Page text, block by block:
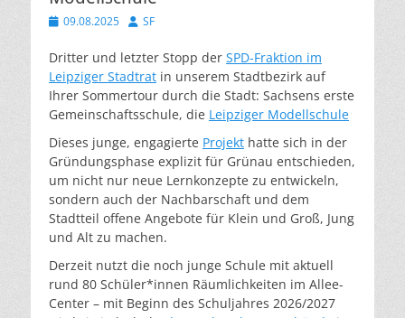
Veröffentlicht
09.08.2025 Autor
SF
Dritter und letzter Stopp der SPD-Fraktion im
Leipziger Stadtrat in unserem Stadtbezirk auf
Ihrer Sommertour durch die Stadt: Sachsens erste
Gemeinschaftsschule, die Leipziger Modellschule
Dieses junge, engagierte Projekt hatte sich in der
Gründungsphase explizit für Grünau entschieden,
um nicht nur neue Lernkonzepte zu entwickeln,
sondern auch der Nachbarschaft und dem
Stadtteil offene Angebote für Klein und Groß, Jung
und Alt zu machen.
Derzeit nutzt die noch junge Schule mit aktuell
rund 80 Schüler*innen Räumlichkeiten im Allee-
Center – mit Beginn des Schuljahres 2026/2027